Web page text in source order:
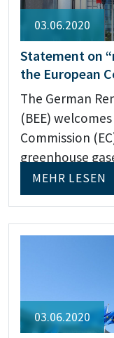
03.06.2020
Statement on
the European
The German
(BEE)
Commission
greenhouse
MEHR LESEN
03.06.2020